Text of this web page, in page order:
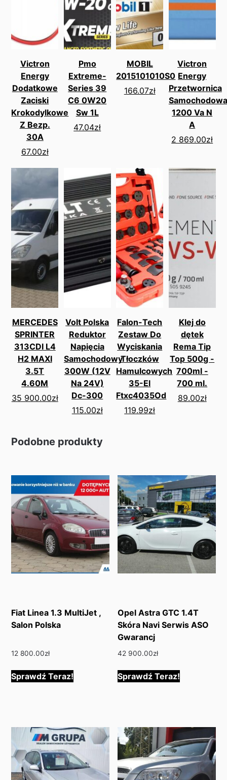
Victron
Energy
Dodatkowe
Zaciski
Krokodylkowe
Z Bezp.
30A
67.00zł
Pmo
Extreme-
Series 39
C6 0W20
Sw 1L
47.04zł
MOBIL
2015101010S0
166.07zł
Victron
Energy
Przetwornica
Samochodowa
1200 Va N
A
2 869.00zł
MERCEDES
SPRINTER
313CDI L4
H2 MAXI
3.5T
4.60M
35 900.00zł
Volt Polska
Reduktor
Napięcia
Samochodowy
300W (12V
Na 24V)
Dc-300
115.00zł
Falon-Tech
Zestaw Do
Wyciskania
Tłoczków
Hamulcowych
35-El
Ftxc4035Od
119.99zł
Klej do
dętek
Rema Tip
Top 500g -
700ml -
700 ml.
89.00zł
Podobne produkty
Fiat Linea 1.3 MultiJet ,
Salon Polska
12 800.00zł
Sprawdź Teraz!
Opel Astra GTC 1.4T
Skóra Navi Serwis ASO
Gwarancj
42 900.00zł
Sprawdź Teraz!